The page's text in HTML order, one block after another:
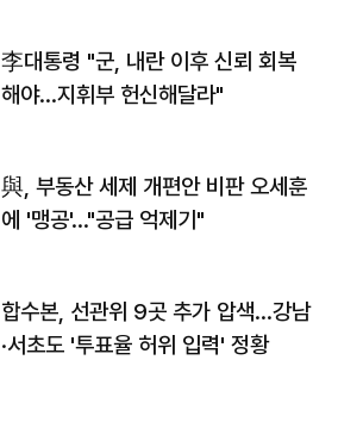
李대통령 "군, 내란 이후 신뢰 회복
해야…지휘부 헌신해달라"
與, 부동산 세제 개편안 비판 오세훈
에 '맹공'…"공급 억제기"
합수본, 선관위 9곳 추가 압색…강남
·서초도 '투표율 허위 입력' 정황